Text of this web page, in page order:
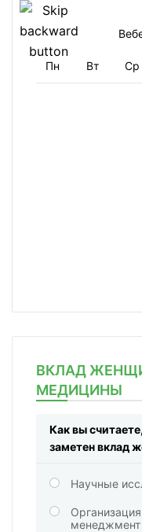
Пн Вт Ср
ВКЛАД
МЕДИЦИНЫ
Как вы
заметен вклад
Научные
менеджмент